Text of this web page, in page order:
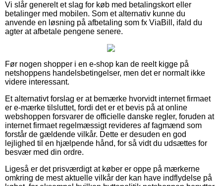
Vi slår generelt et slag for køb med betalingskort eller
betalinger med mobilen. Som et alternativ kunne du
anvende en løsning på afbetaling som fx ViaBill, ifald du
agter at afbetale pengene senere.
Før nogen shopper i en e-shop kan de reelt kigge på
netshoppens handelsbetingelser, men det er normalt ikke
videre interessant.
Et alternativt forslag er at bemærke hvorvidt internet firmaet
er e-mærke tilsluttet, fordi det er et bevis på at online
webshoppen forsvarer de officielle danske regler, foruden at
internet firmaet regelmæssigt revideres af fagmænd som
forstår de gældende vilkår. Dette er desuden en god
lejlighed til en hjælpende hånd, for så vidt du udsættes for
besvær med din ordre.
Ligeså er det prisværdigt at køber er oppe på mærkerne
omkring de mest aktuelle vilkår der kan have indflydelse på